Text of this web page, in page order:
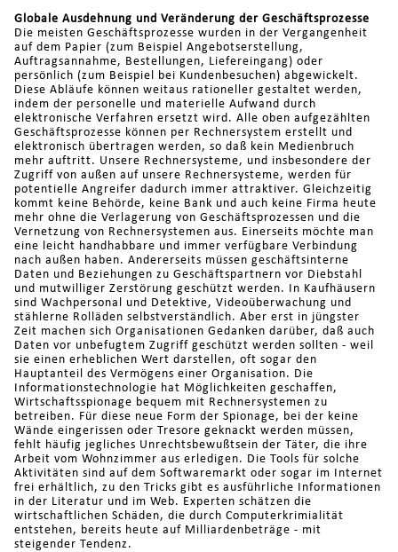
Globale Ausdehnung und Veränderung der Geschäftsprozesse
Die meisten Geschäftsprozesse wurden in der Vergangenheit
auf dem Papier (zum Beispiel Angebotserstellung,
Auftragsannahme, Bestellungen, Liefereingang) oder
persönlich (zum Beispiel bei Kundenbesuchen) abgewickelt.
Diese Abläufe können weitaus rationeller gestaltet werden,
indem der personelle und materielle Aufwand durch
elektronische Verfahren ersetzt wird. Alle oben aufgezählten
Geschäftsprozesse können per Rechnersystem erstellt und
elektronisch übertragen werden, so daß kein Medienbruch
mehr auftritt. Unsere Rechnersysteme, und insbesondere der
Zugriff von außen auf unsere Rechnersysteme, werden für
potentielle Angreifer dadurch immer attraktiver. Gleichzeitig
kommt keine Behörde, keine Bank und auch keine Firma heute
mehr ohne die Verlagerung von Geschäftsprozessen und die
Vernetzung von Rechnersystemen aus. Einerseits möchte man
eine leicht handhabbare und immer verfügbare Verbindung
nach außen haben. Andererseits müssen geschäftsinterne
Daten und Beziehungen zu Geschäftspartnern vor Diebstahl
und mutwilliger Zerstörung geschützt werden. In Kaufhäusern
sind Wachpersonal und Detektive, Videoüberwachung und
stählerne Rolläden selbstverständlich. Aber erst in jüngster
Zeit machen sich Organisationen Gedanken darüber, daß auch
Daten vor unbefugtem Zugriff geschützt werden sollten - weil
sie einen erheblichen Wert darstellen, oft sogar den
Hauptanteil des Vermögens einer Organisation. Die
Informationstechnologie hat Möglichkeiten geschaffen,
Wirtschaftsspionage bequem mit Rechnersystemen zu
betreiben. Für diese neue Form der Spionage, bei der keine
Wände eingerissen oder Tresore geknackt werden müssen,
fehlt häufig jegliches Unrechtsbewußtsein der Täter, die ihre
Arbeit vom Wohnzimmer aus erledigen. Die Tools für solche
Aktivitäten sind auf dem Softwaremarkt oder sogar im Internet
frei erhältlich, zu den Tricks gibt es ausführliche Informationen
in der Literatur und im Web. Experten schätzen die
wirtschaftlichen Schäden, die durch Computerkrimialität
entstehen, bereits heute auf Milliardenbeträge - mit
steigender Tendenz.